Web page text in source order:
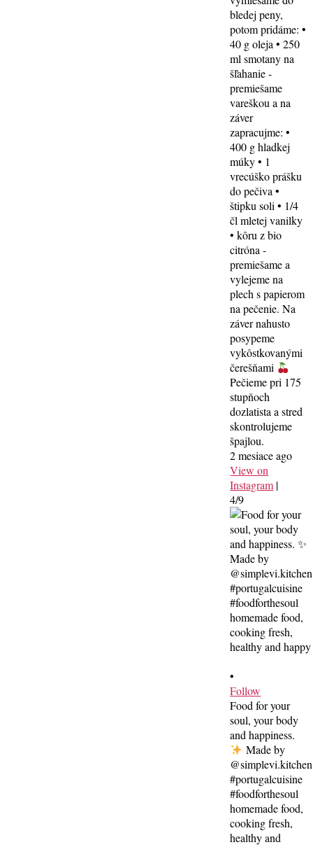
bledej peny,
potom pridáme: •
40 g oleja • 250
ml smotany na
šľahanie -
premiešame
vareškou a na
záver
zapracujme: •
400 g hladkej
múky • 1
vrecúško prášku
do pečiva •
štipku soli • 1/4
čl mletej vanilky
• kôru z bio
citróna -
premiešame a
vylejeme na
plech s papierom
na pečenie. Na
záver nahusto
posypeme
vykôstkovanými
čerešňami
Pečieme pri 175
stupňoch
dozlatista a stred
skontrolujeme
špajlou.
2 mesiace ago
View on
Instagram |
4/9
•
Follow
Food for your
soul, your body
and happiness.
Made by
@simplevi.kitchen
#portugalcuisine
#foodforthesoul
homemade food,
cooking fresh,
healthy and